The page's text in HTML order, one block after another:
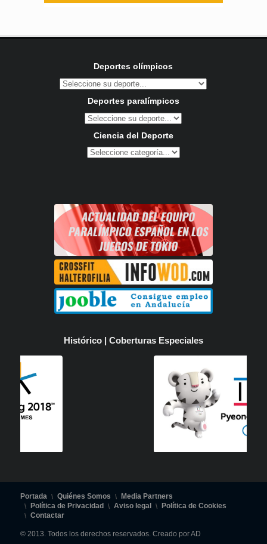
Deportes olímpicos
Deportes paralímpicos
Ciencia del Deporte
Histórico | Coberturas Especiales
Portada Quiénes Somos
Media Partners
Política de Privacidad
Aviso legal
Política de Cookies
Contactar
© 2013. Todos los derechos reservados. Creado por AD